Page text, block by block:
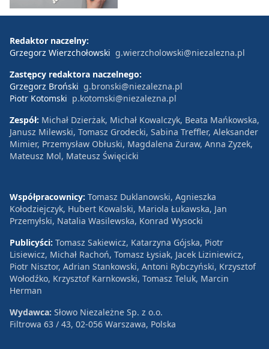
Redaktor naczelny:
Grzegorz Wierzchołowski g.wierzcholowski@niezalezna.pl
Zastępcy redaktora naczelnego:
Grzegorz Broński g.bronski@niezalezna.pl
Piotr Kotomski p.kotomski@niezalezna.pl
Zespół: Michał Dzierżak, Michał Kowalczyk, Beata Mańkowska,
Janusz Milewski, Tomasz Grodecki, Sabina Treffler, Aleksander
Mimier, Przemysław Obłuski, Magdalena Żuraw, Anna Zyzek,
Mateusz Mol, Mateusz Święcicki
Współpracownicy: Tomasz Duklanowski, Agnieszka
Kołodziejczyk, Hubert Kowalski, Mariola Łukawska, Jan
Przemyłski, Natalia Wasilewska, Konrad Wysocki
Publicyści: Tomasz Sakiewicz, Katarzyna Gójska, Piotr
Lisiewicz, Michał Rachoń, Tomasz Łysiak, Jacek Liziniewicz,
Piotr Nisztor, Adrian Stankowski, Antoni Rybczyński, Krzysztof
Wołodźko, Krzysztof Karnkowski, Tomasz Teluk, Marcin
Herman
Wydawca: Słowo Niezależne Sp. z o.o.
Filtrowa 63 / 43, 02-056 Warszawa, Polska